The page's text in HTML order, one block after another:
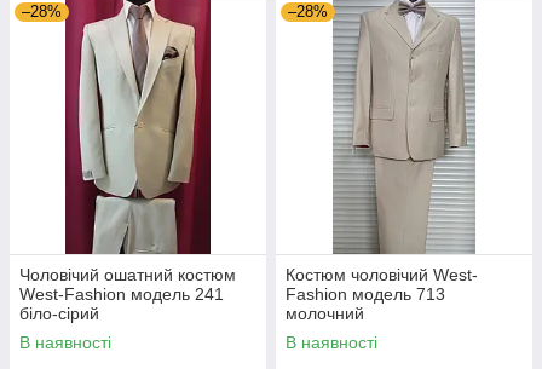
–28%
Чоловічий ошатний костюм
West-Fashion модель 241
біло-сірий
В наявності
–28%
Костюм чоловічий West-
Fashion модель 713
молочний
В наявності